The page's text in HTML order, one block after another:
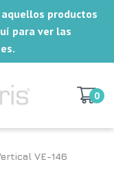
aquellos productos
para ver las
0
VE-146